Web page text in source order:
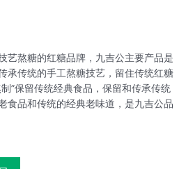
艺熬糖的红糖品牌，九吉公主要产品是
承传统的手工熬糖技艺，留住传统红糖
”保留传统经典食品，保留和传承传统
食品和传统的经典老味道，是九吉公品
M